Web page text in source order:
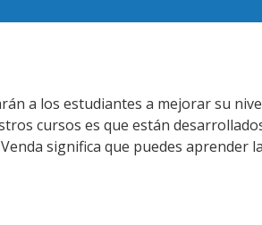
a los estudiantes a mejorar su
cursos es que están
significa que puedes aprender